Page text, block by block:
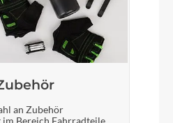
Royal Lookin
Gabel
D Air LO 63mm
an Zubehör